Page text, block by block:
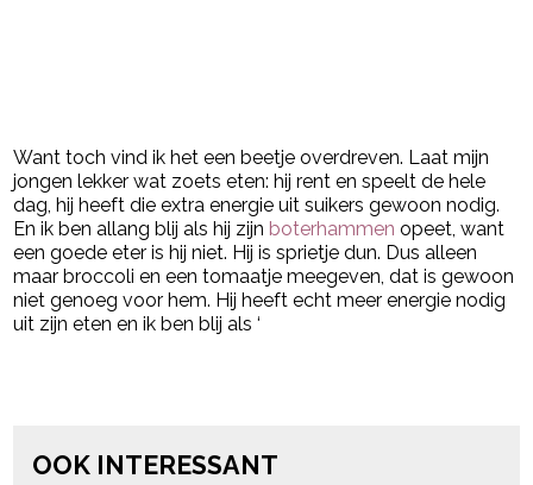
Want toch vind ik het een beetje overdreven. Laat mijn
jongen lekker wat zoets eten: hij rent en speelt de hele
dag, hij heeft die extra energie uit suikers gewoon nodig.
En ik ben allang blij als hij zijn boterhammen opeet, want
een goede eter is hij niet. Hij is sprietje dun. Dus alleen
maar broccoli en een tomaatje meegeven, dat is gewoon
niet genoeg voor hem. Hij heeft echt meer energie nodig
uit zijn eten en ik ben blij als ‘
OOK INTERESSANT